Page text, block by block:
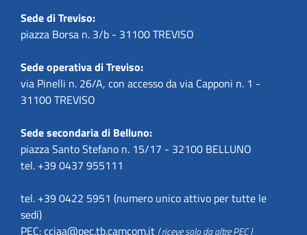
Sede di Treviso:
piazza Borsa n. 3/b - 31100 TREVISO
Sede operativa di Treviso:
via Pinelli n. 26/A, con accesso da via Capponi n. 1 -
31100 TREVISO
Sede secondaria di Belluno:
piazza Santo Stefano n. 15/17 - 32100 BELLUNO
tel. +39 0437 955111
tel. +39 0422 5951 (numero unico attivo per tutte le
sedi)
PEC:cciaa@pec.tb.camcom.it ( riceve solo da altre PEC )